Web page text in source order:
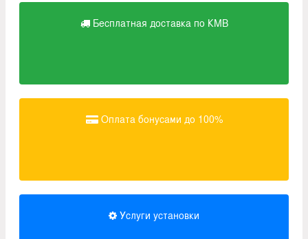
Бесплатная доставка по КМВ
Оплата бонусами до 100%
Услуги установки